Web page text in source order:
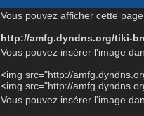
Vous pouvez afficher cette
http://amfg.dyndns.org/tiki-
Vous pouvez insérer l'image
<img src="http://
<img src="http://
Vous pouvez insérer l'image